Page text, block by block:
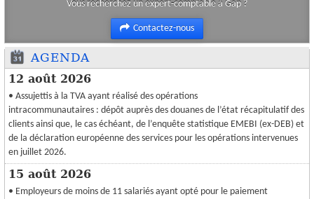
Vous recherchez un expert-comptable à Gap ?
Contactez-nous
AGENDA
12 août 2026
• Assujettis à la TVA ayant réalisé des opérations
intracommunautaires : dépôt auprès des douanes de l’état récapitulatif des
clients ainsi que, le cas échéant, de l’enquête statistique EMEBI (ex-DEB) et
de la déclaration européenne des services pour les opérations intervenues
en juillet 2026.
15 août 2026
• Employeurs de moins de 11 salariés ayant opté pour le paiement